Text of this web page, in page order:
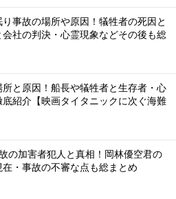
事故の場所や原因！犠牲者の死因と
社の判決・心霊現象などその後も総
と原因！船長や犠牲者と生存者・心
紹介【映画タイタニックに次ぐ海難
の加害者犯人と真相！岡林優空君の
・事故の不審な点も総まとめ